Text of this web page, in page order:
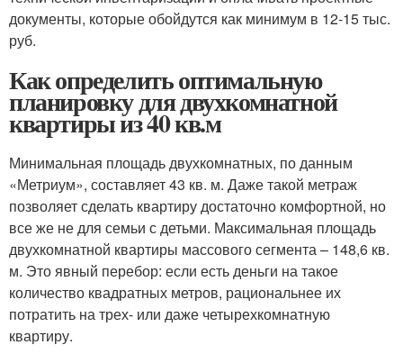
документы, которые обойдутся как минимум в 12-15 тыс.
руб.
Как определить оптимальную
планировку для двухкомнатной
квартиры из 40 кв.м
Минимальная площадь двухкомнатных, по данным
«Метриум», составляет 43 кв. м. Даже такой метраж
позволяет сделать квартиру достаточно комфортной, но
все же не для семьи с детьми. Максимальная площадь
двухкомнатной квартиры массового сегмента – 148,6 кв.
м. Это явный перебор: если есть деньги на такое
количество квадратных метров, рациональнее их
потратить на трех- или даже четырехкомнатную
квартиру.